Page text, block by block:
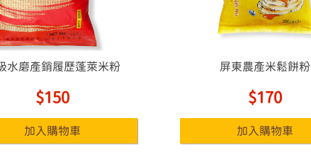
水磨產銷履歷蓬萊米粉
$150
屏東農產米鬆餅粉
$170